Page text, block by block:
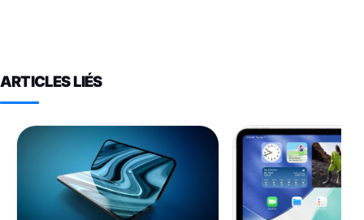
ARTICLES LIÉS